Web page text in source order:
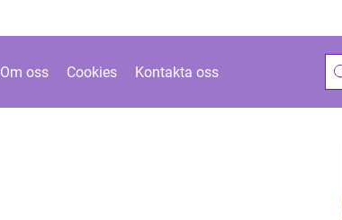
Om oss Cookies Kontakta oss